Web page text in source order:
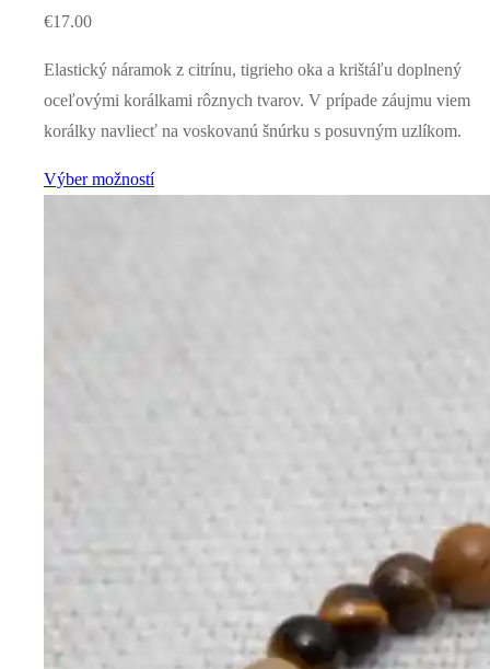
€17.00
Elastický náramok z citrínu, tigrieho oka a krištáľu doplnený
oceľovými korálkami rôznych tvarov. V prípade záujmu viem
korálky navliecť na voskovanú šnúrku s posuvným uzlíkom.
Výber možností